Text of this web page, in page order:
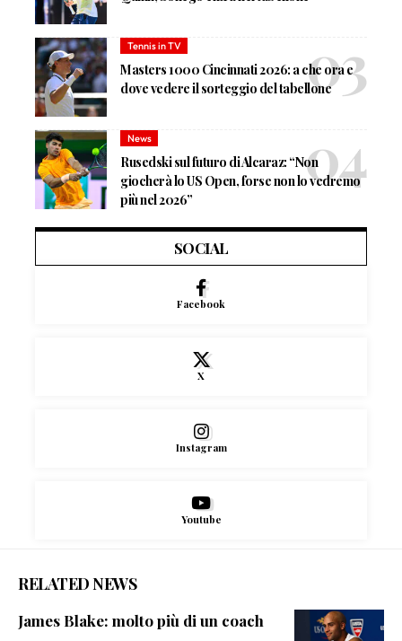
Tennis in TV
Masters 1000 Cincinnati 2026: a che ora e
dove vedere il sorteggio del tabellone
News
Rusedski sul futuro di Alcaraz: “Non
giocherà lo US Open, forse non lo vedremo
più nel 2026”
SOCIAL
Facebook
X
Instagram
Youtube
RELATED NEWS
James Blake: molto più di un coach